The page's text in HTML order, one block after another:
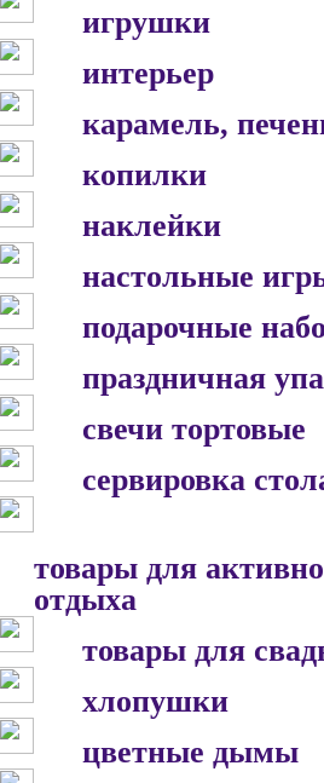
игрушки
интерьер
карамель,
копилки
наклейки
настольные
подарочные
праздничная
свечи тортовые
сервировка
товары для
отдыха
товары для
хлопушки
цветные дымы